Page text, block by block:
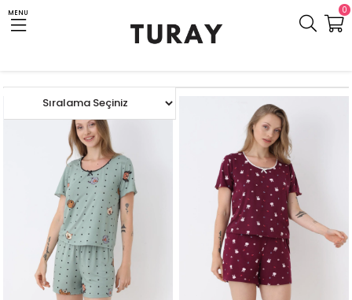
MENU 0